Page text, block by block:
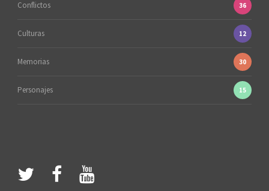
Conflictos 36
Culturas 12
Memorias 30
Personajes 15